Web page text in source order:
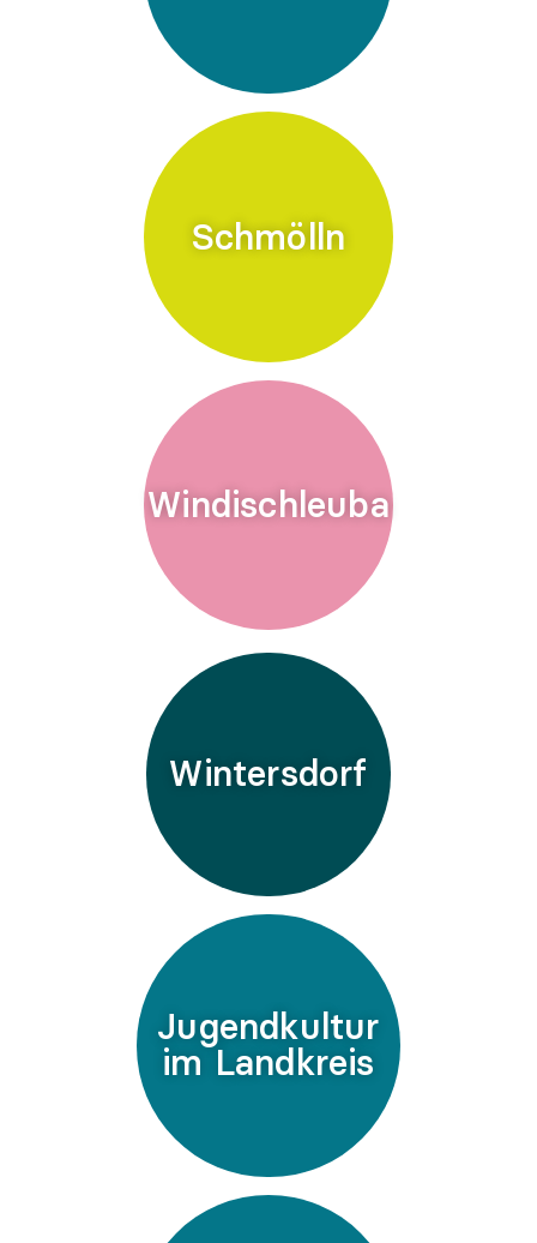
Schmölln
Windischleuba
Wintersdorf
Jugendkultur
im Landkreis